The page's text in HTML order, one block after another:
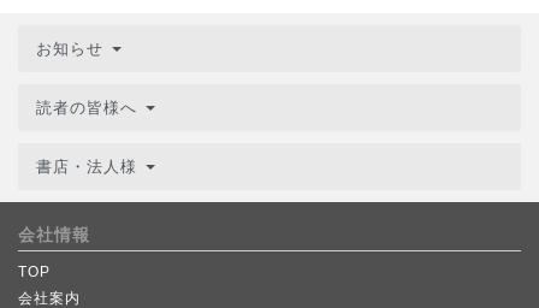
お知らせ
読者の皆様へ
書店・法人様
会社情報
TOP
会社案内